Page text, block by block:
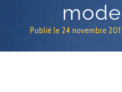
Publié le 24 novembre